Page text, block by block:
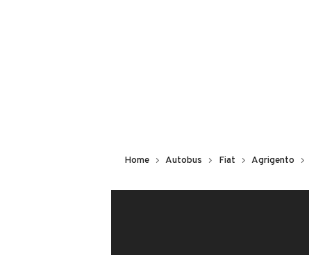
Il veicolo è ancora disponibile?
Offrite finanziamenti?
Home Autobus Fiat Agrigento